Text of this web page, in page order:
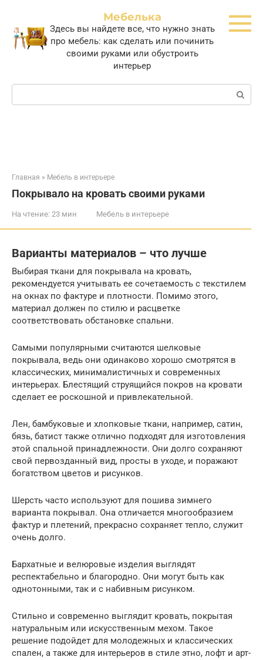
контенту
Мебелька
Здесь вы найдете все, что нужно знать
про мебель: как сделать или починить
своими руками или обустроить
интерьер
Поиск:
Главная » Мебель в интерьере
Покрывало на кровать своими руками
На чтение: 23 мин Мебель в интерьере
Варианты материалов – что лучше
Выбирая ткани для покрывала на кровать,
рекомендуется учитывать ее сочетаемость с текстилем
на окнах по фактуре и плотности. Помимо этого,
материал должен по стилю и расцветке
соответствовать обстановке спальни.
Самыми популярными считаются шелковые
покрывала, ведь они одинаково хорошо смотрятся в
классических, минималистичных и современных
интерьерах. Блестящий струящийся покров на кровати
сделает ее роскошной и привлекательной.
Лен, бамбуковые и хлопковые ткани, например, сатин,
бязь, батист также отлично подходят для изготовления
этой спальной принадлежности. Они долго сохраняют
свой первозданный вид, просты в уходе, и поражают
богатством цветов и рисунков.
Шерсть часто используют для пошива зимнего
варианта покрывал. Она отличается многообразием
фактур и плетений, прекрасно сохраняет тепло, служит
очень долго.
Бархатные и велюровые изделия выглядят
респектабельно и благородно. Они могут быть как
однотонными, так и с набивным рисунком.
Стильно и современно выглядит кровать, покрытая
натуральным или искусственным мехом. Такое
решение подойдет для молодежных и классических
спален, а также для интерьеров в стиле этно, лофт и арт-